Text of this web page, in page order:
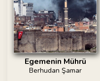
Egemenin Mührü
Berhudan Şamar